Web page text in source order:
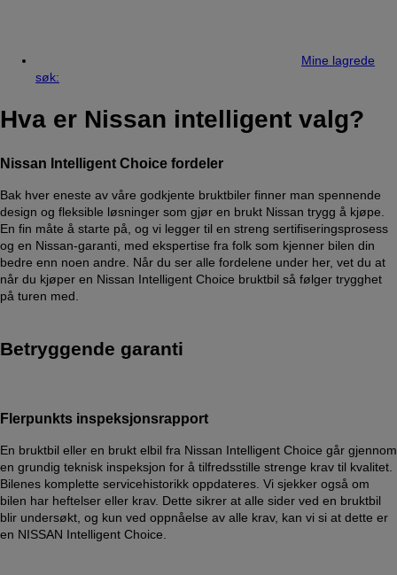
Mine lagrede
søk:
Hva er Nissan intelligent valg?
Nissan Intelligent Choice fordeler
Bak hver eneste av våre godkjente bruktbiler finner man spennende
design og fleksible løsninger som gjør en brukt Nissan trygg å kjøpe.
En fin måte å starte på, og vi legger til en streng sertifiseringsprosess
og en Nissan-garanti, med ekspertise fra folk som kjenner bilen din
bedre enn noen andre. Når du ser alle fordelene under her, vet du at
når du kjøper en Nissan Intelligent Choice bruktbil så følger trygghet
på turen med.
Betryggende garanti
Flerpunkts inspeksjonsrapport
En bruktbil eller en brukt elbil fra Nissan Intelligent Choice går gjennom
en grundig teknisk inspeksjon for å tilfredsstille strenge krav til kvalitet.
Bilenes komplette servicehistorikk oppdateres. Vi sjekker også om
bilen har heftelser eller krav. Dette sikrer at alle sider ved en bruktbil
blir undersøkt, og kun ved oppnåelse av alle krav, kan vi si at dette er
en NISSAN Intelligent Choice.